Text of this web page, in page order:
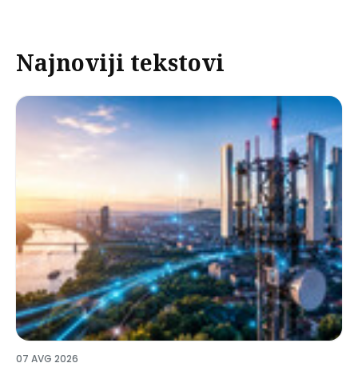
Najnoviji tekstovi
07 AVG 2026